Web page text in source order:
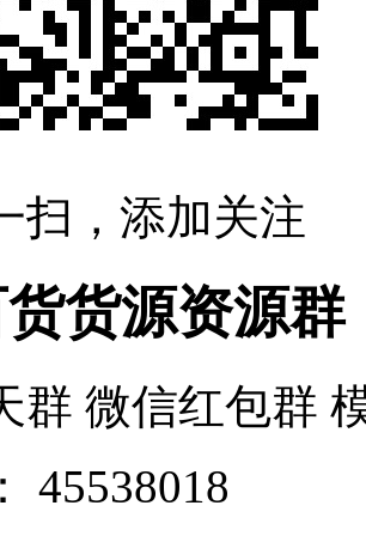
扫，添加关注
货源资源群
群 微信红包群
45538018